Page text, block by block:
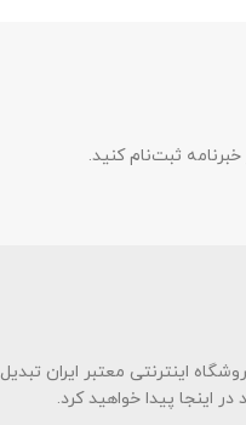
ثبت‌نام کنید.
موفق شده به فروشگاه اینترنتی معتبر ایران تبدیل
اینجا پیدا خواهید کرد.